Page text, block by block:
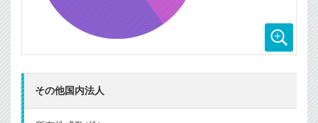
その他国内法人